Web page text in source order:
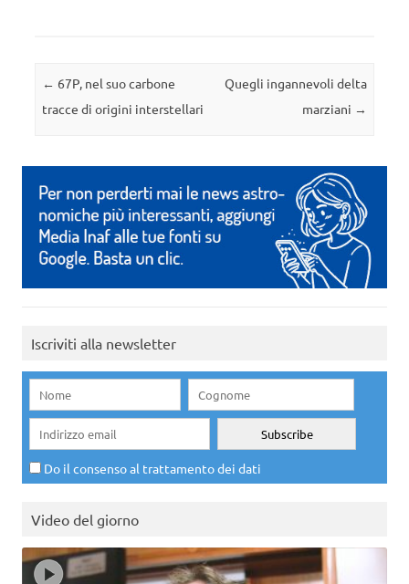
Navigazione articolo
← 67P, nel suo carbone
tracce di origini interstellari
Quegli ingannevoli delta
marziani →
Iscriviti alla newsletter
Do il consenso al trattamento dei dati
Video del giorno